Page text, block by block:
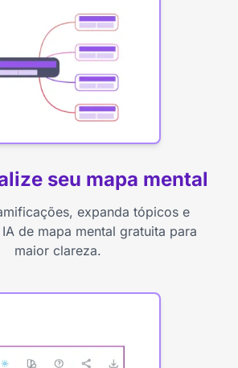
seu mapa mental
expanda tópicos e
de mapa mental gratuita para
maior clareza.